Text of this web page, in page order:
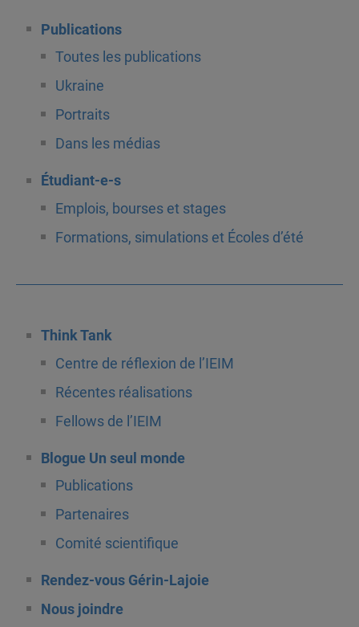
Publications
Toutes les publications
Ukraine
Portraits
Dans les médias
Étudiant-e-s
Emplois, bourses et stages
Formations, simulations et Écoles d’été
Think Tank
Centre de réflexion de l’IEIM
Récentes réalisations
Fellows de l’IEIM
Blogue Un seul monde
Publications
Partenaires
Comité scientifique
Rendez-vous Gérin-Lajoie
Nous joindre